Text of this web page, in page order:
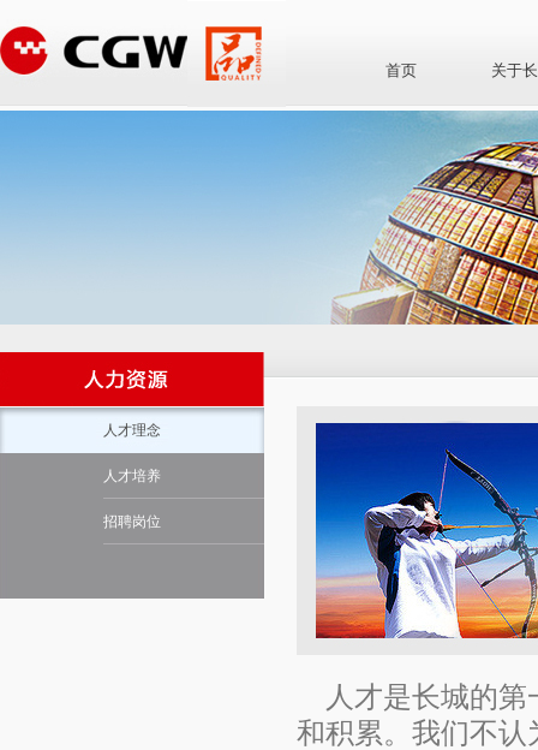
关于
首页
人才理念
人才培养
招聘岗位
人才是长城的
和积累。我们不认